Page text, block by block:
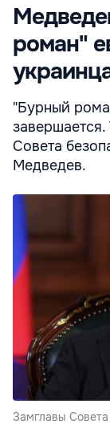
роман"
"Бурный
Совета
Медведев.
Замглавы